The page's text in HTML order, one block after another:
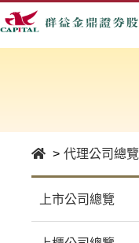
代理公司總覽
上市公司總覽